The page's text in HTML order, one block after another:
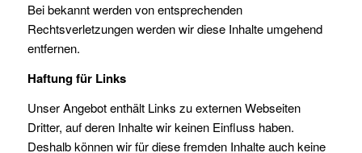
Bei bekannt werden von entsprechenden
Rechtsverletzungen werden wir diese Inhalte umgehend
entfernen.
Haftung für Links
Unser Angebot enthält Links zu externen Webseiten
Dritter, auf deren Inhalte wir keinen Einfluss haben.
Deshalb können wir für diese fremden Inhalte auch keine